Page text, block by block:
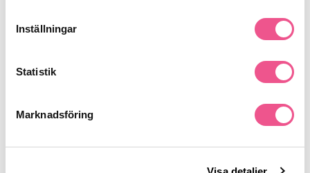
Inställningar
Statistik
Marknadsföring
Finns i: